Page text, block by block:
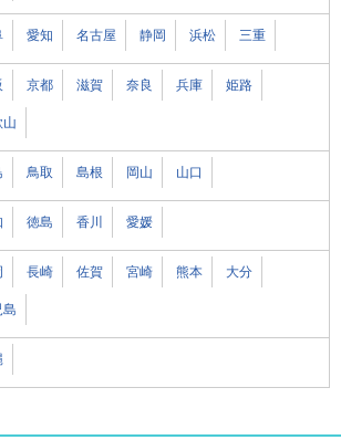
愛知 名古屋 静岡 浜松 三重
京都 滋賀 奈良 兵庫 姫路
山
鳥取 島根 岡山 山口
徳島 香川 愛媛
長崎 佐賀 宮崎 熊本 大分
島